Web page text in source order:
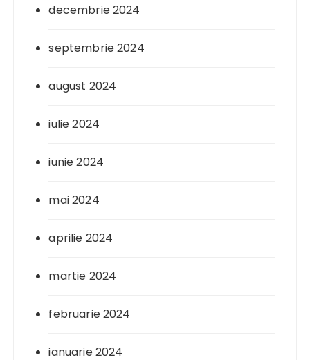
decembrie 2024
septembrie 2024
august 2024
iulie 2024
iunie 2024
mai 2024
aprilie 2024
martie 2024
februarie 2024
ianuarie 2024